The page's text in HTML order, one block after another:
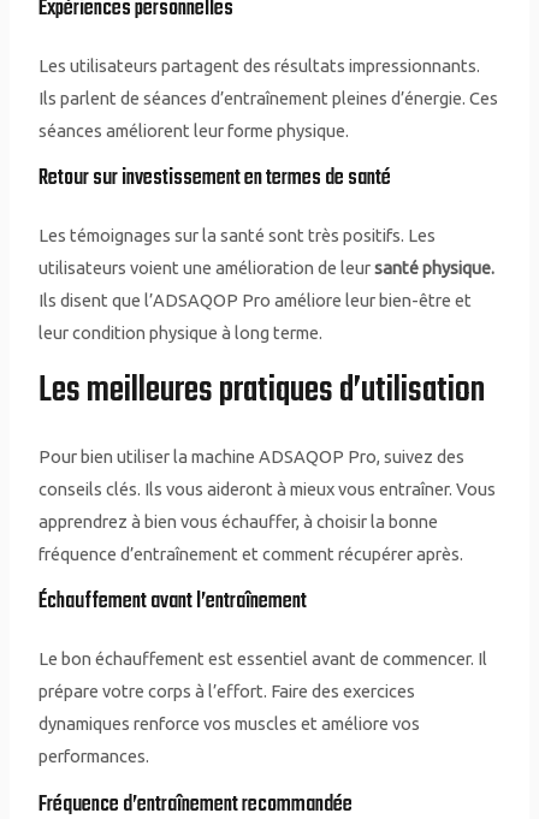
Expériences personnelles
Les utilisateurs partagent des résultats impressionnants.
Ils parlent de séances d’entraînement pleines d’énergie. Ces
séances améliorent leur forme physique.
Retour sur investissement en termes de santé
Les témoignages sur la santé sont très positifs. Les
utilisateurs voient une amélioration de leursanté physique.
Ils disent que l’ADSAQOP Pro améliore leur bien-être et
leur condition physique à long terme.
Les meilleures pratiques d’utilisation
Pour bien utiliser la machine ADSAQOP Pro, suivez des
conseils clés. Ils vous aideront à mieux vous entraîner. Vous
apprendrez à bien vous échauffer, à choisir la bonne
fréquence d’entraînement et comment récupérer après.
Échauffement avant l’entraînement
Le bon échauffement est essentiel avant de commencer. Il
prépare votre corps à l’effort. Faire des exercices
dynamiques renforce vos muscles et améliore vos
performances.
Fréquence d’entraînement recommandée